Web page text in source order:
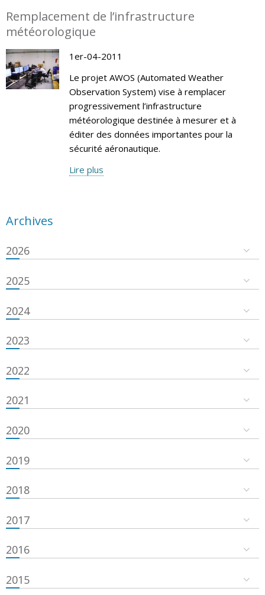
Remplacement de l’infrastructure
météorologique
1er-04-2011
Le projet AWOS (Automated Weather
Observation System) vise à remplacer
progressivement l’infrastructure
météorologique destinée à mesurer et à
éditer des données importantes pour la
sécurité aéronautique.
Lire plus
Archives
2026
2025
2024
2023
2022
2021
2020
2019
2018
2017
2016
2015